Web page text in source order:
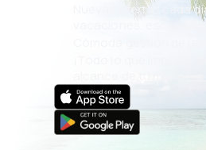
Nuevas ofertas cada
vacaciones, escapadas
Cómoda gestión de
¡Todo lo que importa,